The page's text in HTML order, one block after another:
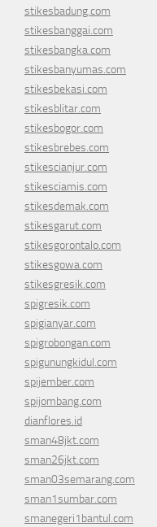
stikesbadung.com
stikesbanggai.com
stikesbangka.com
stikesbanyumas.com
stikesbekasi.com
stikesblitar.com
stikesbogor.com
stikesbrebes.com
stikescianjur.com
stikesciamis.com
stikesdemak.com
stikesgarut.com
stikesgorontalo.com
stikesgowa.com
stikesgresik.com
spigresik.com
spigianyar.com
spigrobongan.com
spigunungkidul.com
spijember.com
spijombang.com
dianflores.id
sman48jkt.com
sman26jkt.com
sman03semarang.com
sman1sumbar.com
smanegeri1bantul.com